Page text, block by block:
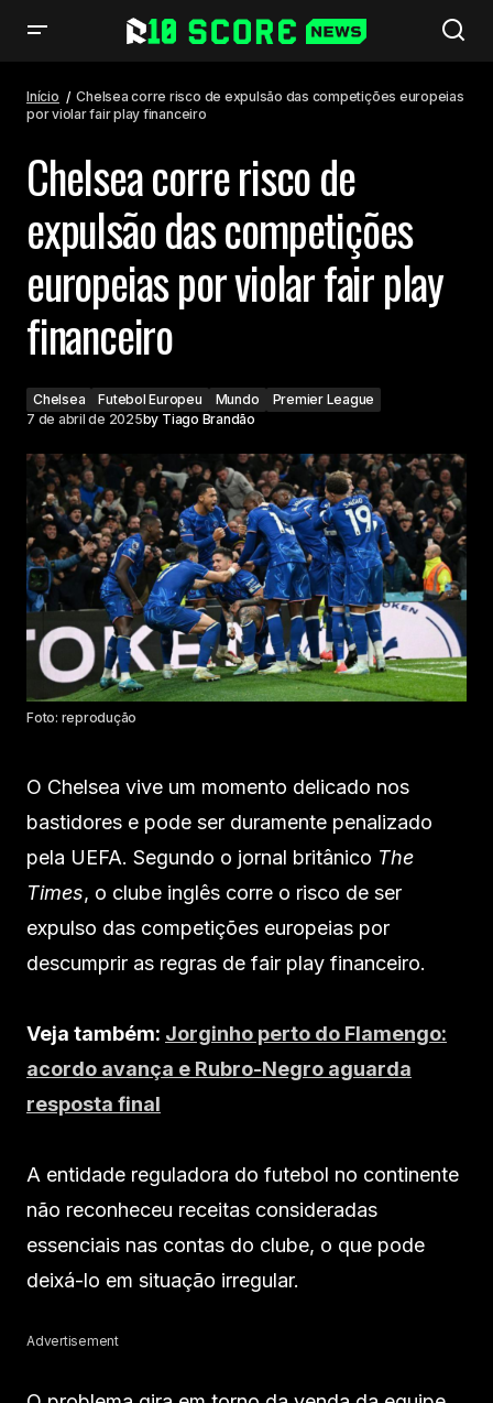
fair play financeiro
Início
Chelsea corre risco de expulsão das competições europeias
por violar fair play financeiro
Chelsea corre risco de
expulsão das competições
europeias por violar fair play
financeiro
Chelsea Futebol Europeu Mundo
Premier League
7 de abril de 2025by Tiago Brandão
Foto: reprodução
O Chelsea vive um momento delicado nos
bastidores e pode ser duramente penalizado
pela UEFA. Segundo o jornal britânico The
Times, o clube inglês corre o risco de ser
expulso das competições europeias por
descumprir as regras de fair play financeiro.
Veja também: Jorginho perto do Flamengo:
acordo avança e Rubro-Negro aguarda
resposta final
A entidade reguladora do futebol no continente
não reconheceu receitas consideradas
essenciais nas contas do clube, o que pode
deixá-lo em situação irregular.
Advertisement